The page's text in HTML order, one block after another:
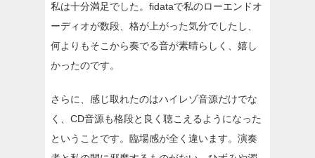
私は十分満足でした。fidataで私のローエンドオ
ーディオが数段、格が上がった気分でしたし、
何よりもそこから奏でる音が素晴らしく、嬉し
かったのです。
さらに、感じ取れたのはハイレゾ音源だけでな
く、CD音源も格段と良く聴こえるようになった
ということです。臨場感が全く違います。演奏